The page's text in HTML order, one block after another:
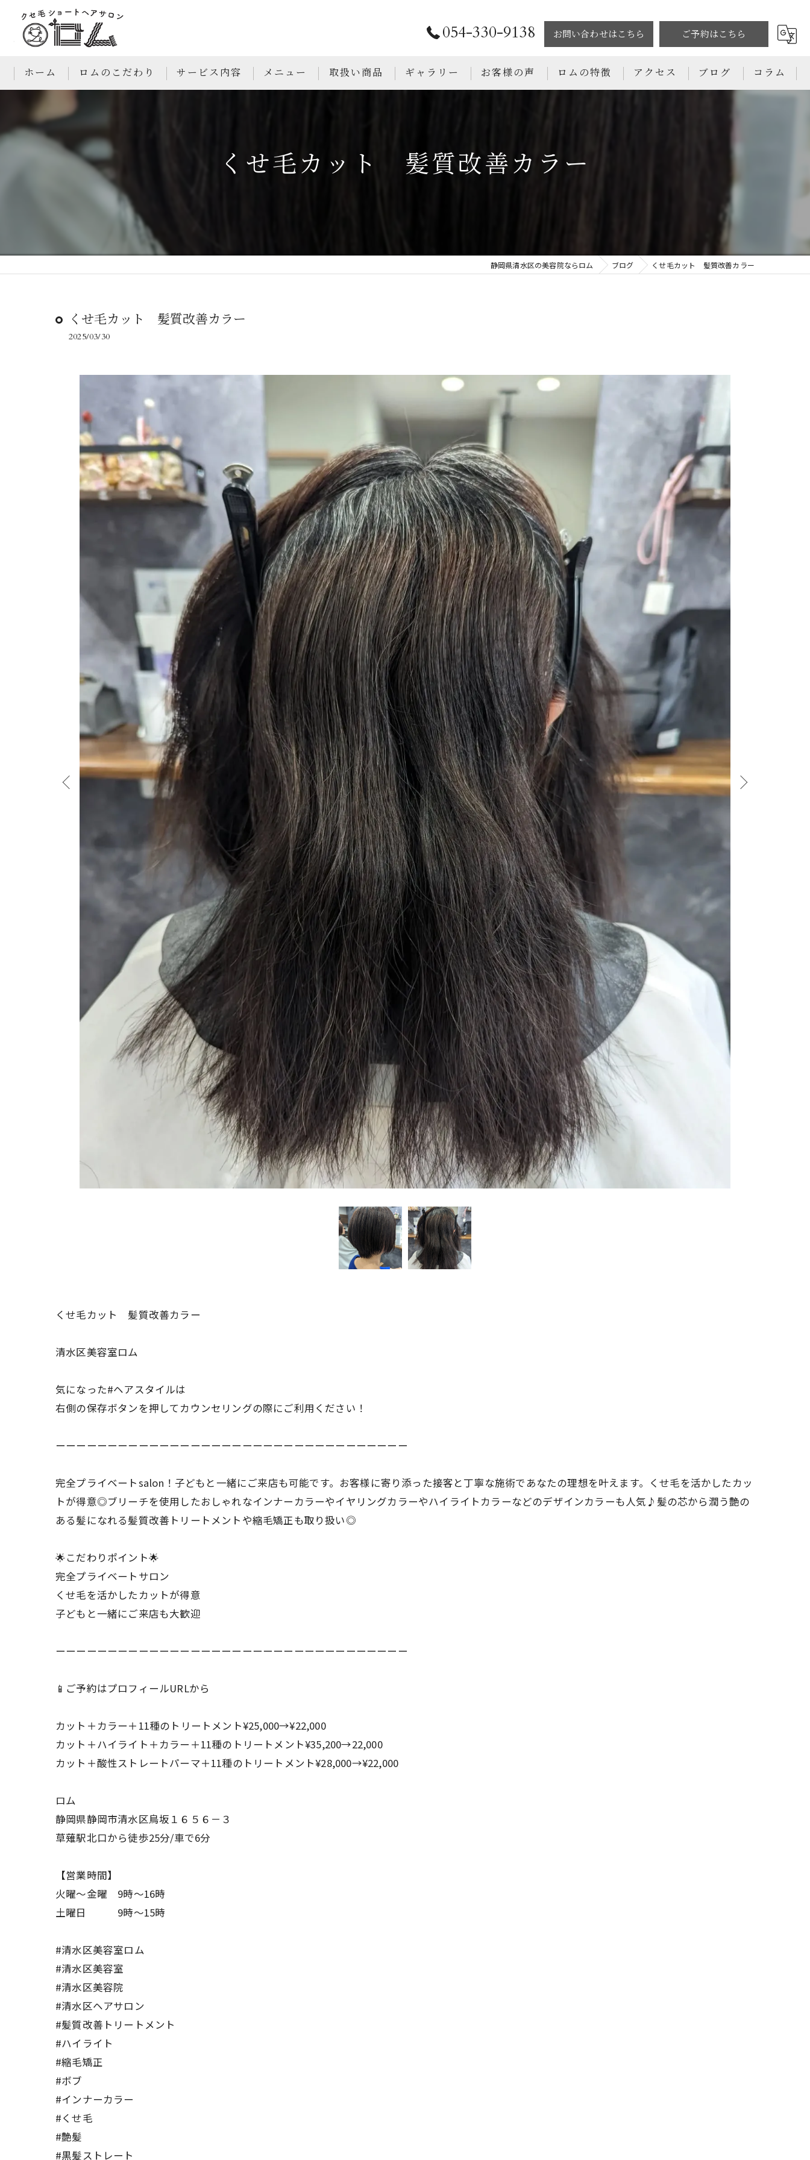
054-330-9138 お問い合わせはこちら ご予約はこちら
ホーム ロムのこだわり サービス内容 メニュー 取扱い商品 ギャラリー お客様の声 ロムの特徴 アクセス ブログ コラム
くせ毛カット 髪質改善カラー
静岡県清水区の美容院ならロム ブログ くせ毛カット 髪質改善カラー
くせ毛カット 髪質改善カラー
2025/03/30
くせ毛カット 髪質改善カラー
清水区美容室ロム
気になった#ヘアスタイルは
右側の保存ボタンを押してカウンセリングの際にご利用ください！
ーーーーーーーーーーーーーーーーーーーーーーーーーーーーーーーーーー
完全プライベートsalon！子どもと一緒にご来店も可能です。お客様に寄り添った接客と丁寧な施術であなたの理想を叶えます。くせ毛を活かしたカッ
トが得意◎ブリーチを使用したおしゃれなインナーカラーやイヤリングカラーやハイライトカラーなどのデザインカラーも人気♪髪の芯から潤う艶の
ある髪になれる髪質改善トリートメントや縮毛矯正も取り扱い◎
🌟こだわりポイント🌟
完全プライベートサロン
くせ毛を活かしたカットが得意
子どもと一緒にご来店も大歓迎
ーーーーーーーーーーーーーーーーーーーーーーーーーーーーーーーーーー
📱ご予約はプロフィールURLから
カット＋カラー＋11種のトリートメント¥25,000→¥22,000
カット＋ハイライト＋カラー＋11種のトリートメント¥35,200→22,000
カット＋酸性ストレートパーマ＋11種のトリートメント¥28,000→¥22,000
ロム
静岡県静岡市清水区鳥坂１６５６－３
草薙駅北口から徒歩25分/車で6分
【営業時間】
火曜～金曜 9時～16時
土曜日 9時〜15時
#清水区美容室ロム
#清水区美容室
#清水区美容院
#清水区ヘアサロン
#髪質改善トリートメント
#ハイライト
#縮毛矯正
#ボブ
#インナーカラー
#くせ毛
#艶髪
#黒髪ストレート